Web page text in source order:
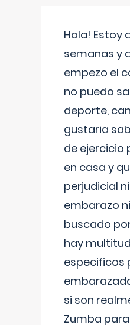
Hola! Estoy
semanas y
empezo el
no puedo
deporte,
gustaria
de ejercicio
en casa y
perjudicial
embarazo
buscado
hay
especificos
si son
Zumba para